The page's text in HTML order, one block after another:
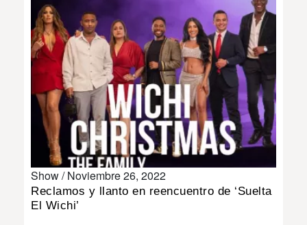
MULTIMEDIA
IMPRESO
Show /Noviembre 26, 2022
Reclamos y llanto en reencuentro de ‘Suelta
El Wichi’